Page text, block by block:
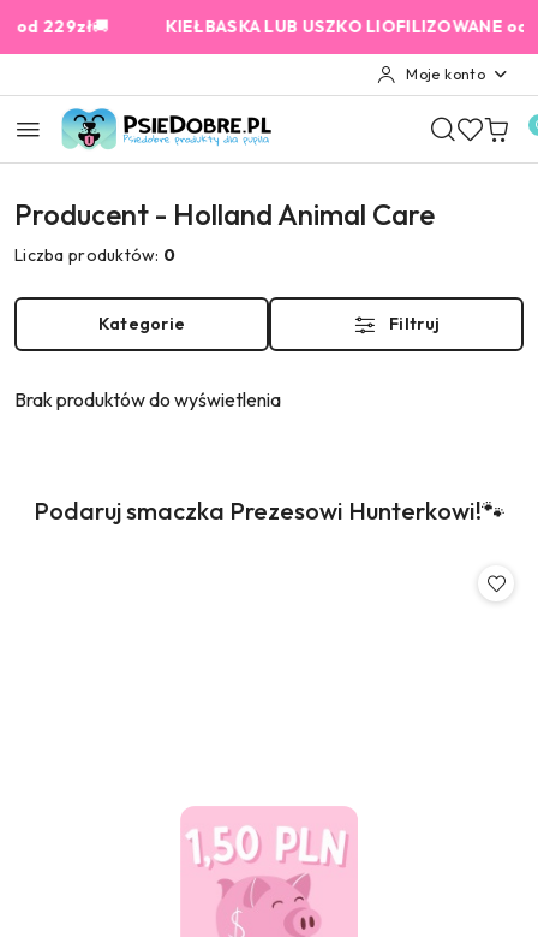
Przejdź do treści głównej
Przejdź do wyszukiwarki
Przejdź do moje konto
Przejdź do menu głównego
Przejdź do stopki
229zł🚚 KIEŁBASKA LUB USZKO LIOFILIZOWANE od
Moje konto
Producent - Holland Animal Care
Liczba produktów: 0
Kategorie Filtruj
Brak produktów do wyświetlenia
Pomiń karuzelę produktów
Produkty
Podaruj smaczka Prezesowi Hunterkowi!🐾